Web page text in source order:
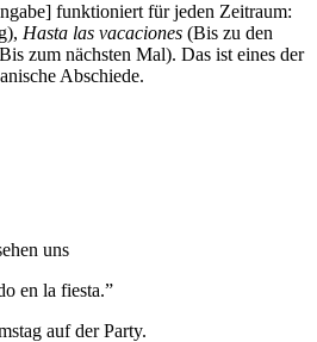
funktioniert für jeden Zeitraum:
Hasta las vacaciones (Bis zu den
zum nächsten Mal). Das ist eines der
Abschiede.
uns
en la fiesta.”
auf der Party.